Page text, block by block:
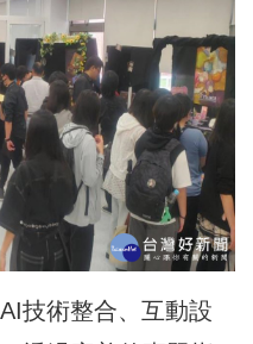
技術整合、互動設